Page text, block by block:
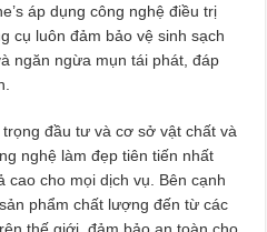
áp dụng công nghệ điều trị
cụ luôn đảm bảo vệ sinh sạch
ngăn ngừa mụn tái phát, đáp
trọng đầu tư và cơ sở vật chất và
nghệ làm đẹp tiên tiến nhất
cao cho mọi dịch vụ. Bên cạnh
phẩm chất lượng đến từ các